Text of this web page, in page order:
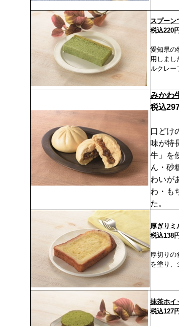
スプー
税込220
愛知県の
用しまし
ルクレー
みかわ
税込
口どけ
味が特
牛」を
ん・砂
わいが
わ・も
た。
厚ぎりミ
税込138
厚切りの
を塗り、
抹茶ホイ
税込127円